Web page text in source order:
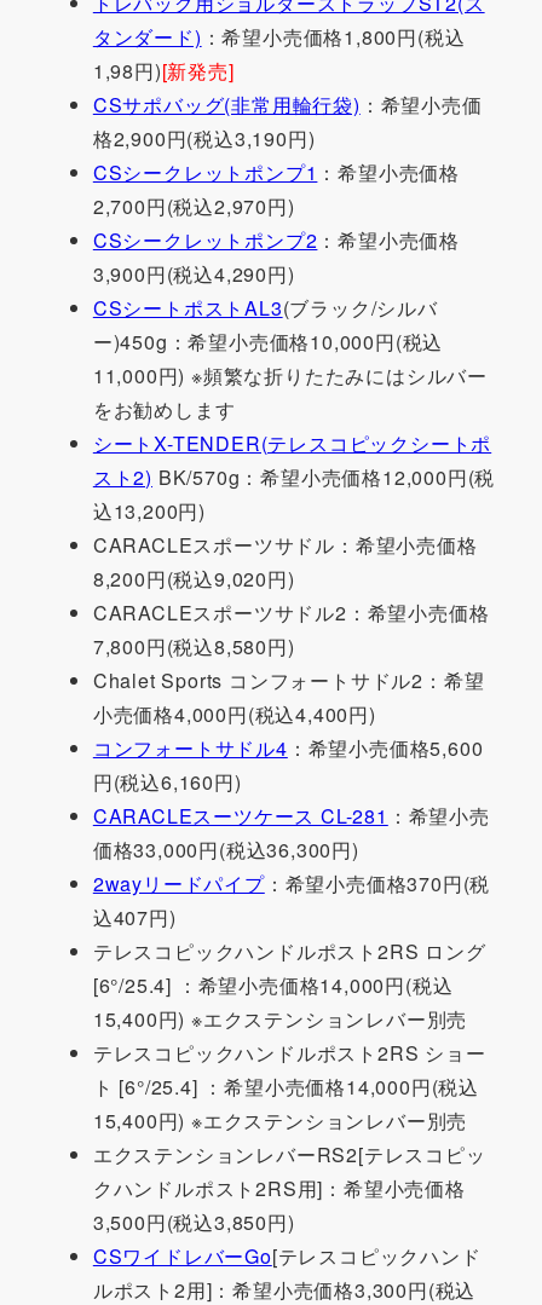
タンダード) ：希望小売価格1,800円(税込
1,98円)[新発売]
CSサポバッグ(非常用輪行袋) ：希望小売価
格2,900円(税込3,190円)
CSシークレットポンプ1 ：希望小売価格
2,700円(税込2,970円)
CSシークレットポンプ2 ：希望小売価格
3,900円(税込4,290円)
CSシートポストAL3(ブラック/シルバ
ー)450g：希望小売価格10,000円(税込
11,000円) ※頻繁な折りたたみにはシルバー
をお勧めします
シートX-TENDER(テレスコピックシートポ
スト2) BK/570g：希望小売価格12,000円(税
込13,200円)
CARACLEスポーツサドル：希望小売価格
8,200円(税込9,020円)
CARACLEスポーツサドル2：希望小売価格
7,800円(税込8,580円)
Chalet Sports コンフォートサドル2：希望
小売価格4,000円(税込4,400円)
コンフォートサドル4 ：希望小売価格5,600
円(税込6,160円)
CARACLEスーツケース CL-281 ：希望小売
価格33,000円(税込36,300円)
2wayリードパイプ：希望小売価格370円(税
込407円)
テレスコピックハンドルポスト2RS ロング
[6°/25.4] ：希望小売価格14,000円(税込
15,400円) ※エクステンションレバー別売
テレスコピックハンドルポスト2RS ショー
ト [6°/25.4] ：希望小売価格14,000円(税込
15,400円) ※エクステンションレバー別売
エクステンションレバーRS2[テレスコピッ
クハンドルポスト2RS用]：希望小売価格
3,500円(税込3,850円)
CSワイドレバーGo[テレスコピックハンド
ルポスト2用]：希望小売価格3,300円(税込